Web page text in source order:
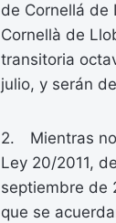
de Cornellá de
Cornellà de
transitoria
julio, y serán
2. Mientras no
Ley 20/2011,
septiembre de
que se